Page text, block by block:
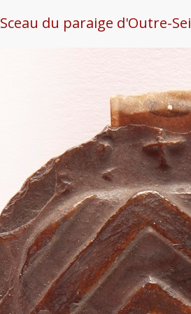
Sceau du paraige d'Outre-